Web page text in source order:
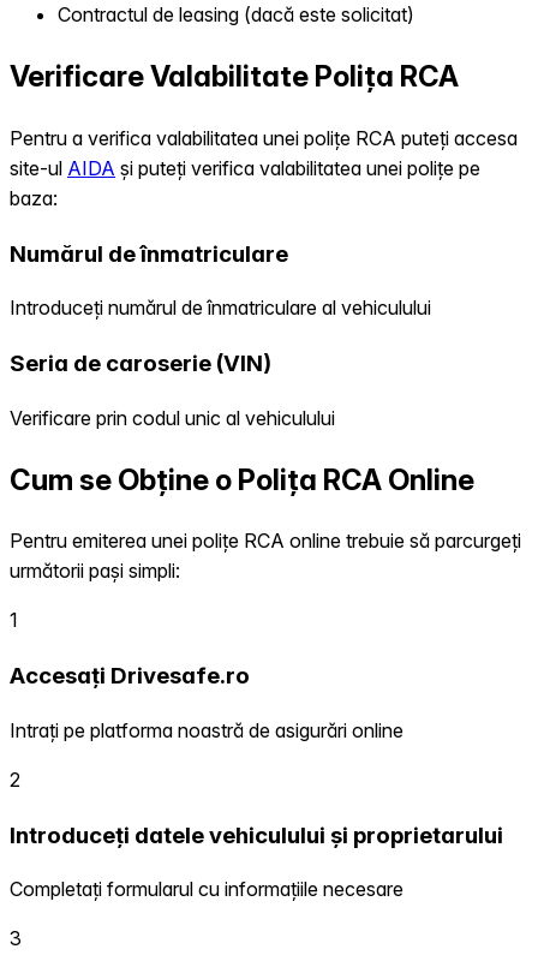
Contractul de leasing (dacă este solicitat)
Verificare Valabilitate Polița RCA
Pentru a verifica valabilitatea unei polițe RCA puteți accesa
site-ul AIDA și puteți verifica valabilitatea unei polițe pe
baza:
Numărul de înmatriculare
Introduceți numărul de înmatriculare al vehiculului
Seria de caroserie (VIN)
Verificare prin codul unic al vehiculului
Cum se Obține o Polița RCA Online
Pentru emiterea unei polițe RCA online trebuie să parcurgeți
următorii pași simpli:
1
Accesați Drivesafe.ro
Intrați pe platforma noastră de asigurări online
2
Introduceți datele vehiculului și proprietarului
Completați formularul cu informațiile necesare
3